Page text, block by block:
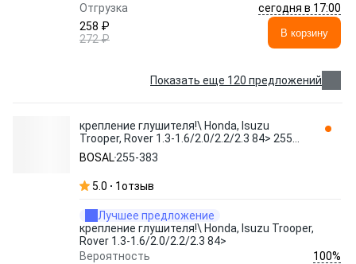
Отгрузка
сегодня в 17:00
258 ₽
272 ₽
В корзину
Показать еще 120 предложений
крепление глушителя!\ Honda, Isuzu
Trooper, Rover 1.3-1.6/2.0/2.2/2.3 84> 255-
383 BOSAL
BOSAL255-383
5.0 1отзыв
Лучшее предложение
крепление глушителя!\ Honda, Isuzu Trooper,
Rover 1.3-1.6/2.0/2.2/2.3 84>
Вероятность
100%